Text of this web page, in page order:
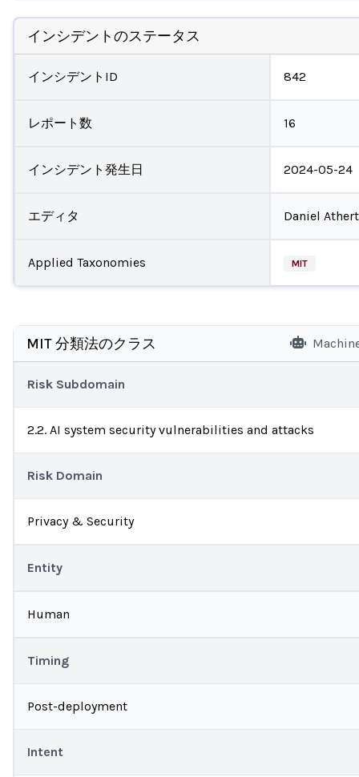
インシデントのステータス
インシデントID 842
レポート数 16
インシデント発生日 2024-05-24
エディタ Daniel
Applied Taxonomies MIT
MIT 分類法のクラス
Risk Subdomain
2.2. AI system security vulnerabilities and attacks
Risk Domain
Privacy & Security
Entity
Human
Timing
Post-deployment
Intent